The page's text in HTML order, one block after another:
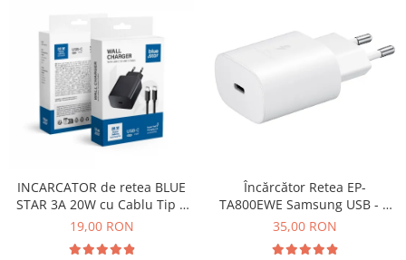
GALAXY TAB COMPATIBILE
Ecrane Pentru IPHONE
SERIA 5
SERIA 6
SERIA 8
SERIA X
INCARCATOR de retea BLUE
STAR 3A 20W cu Cablu Tip C
la Tip C PD QC3.0 - NEGRU
19,00 RON
Încărcător Retea EP-
TA800EWE Samsung USB - C
25W SERVICE PACK ALB - BULK
35,00 RON